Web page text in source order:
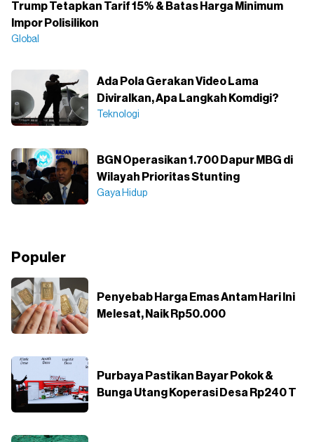
Trump Tetapkan Tarif 15% & Batas Harga Minimum
Impor Polisilikon
Global
Ada Pola Gerakan Video Lama
Diviralkan, Apa Langkah Komdigi?
Teknologi
BGN Operasikan 1.700 Dapur MBG di
Wilayah Prioritas Stunting
Gaya Hidup
Populer
Penyebab Harga Emas Antam Hari Ini
Melesat, Naik Rp50.000
Purbaya Pastikan Bayar Pokok &
Bunga Utang Koperasi Desa Rp240 T